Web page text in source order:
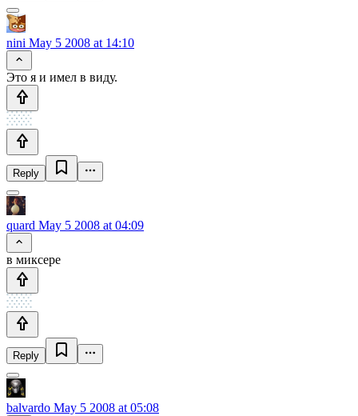
nini May 5 2008 at 14:10
Это я и имел в виду.
Reply
quard May 5 2008 at 04:09
в миксере
Reply
balvardo May 5 2008 at 05:08